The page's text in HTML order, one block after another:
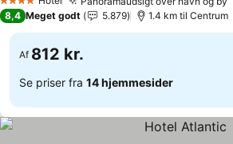
4 Stjerner
8,4 Meget godt 5.879 1.4 km til Centrum
Af 812 kr.
Se priser fra 14 hjemmesider